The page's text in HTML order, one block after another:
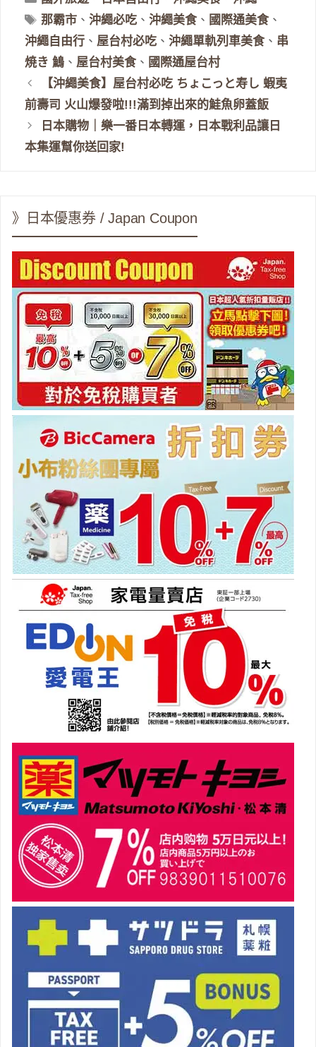
類
標
籤
那霸市 、沖繩必吃 、沖繩美食、 國際通美食、
沖繩自由行 、 屋台村必吃 、 沖繩單軌列車美食、 串
焼き 鷠 、 屋台村美食、 國際通屋台村
【沖繩美食】屋台村必吃 ちょこっと寿し 蝦夷
前壽司 火山爆發啦!!!滿到掉出來的鮭魚卵蓋飯
日本購物｜樂一番日本轉運，日本戰利品讓日
本集運幫你送回家!
》日本優惠券 / Japan Coupon